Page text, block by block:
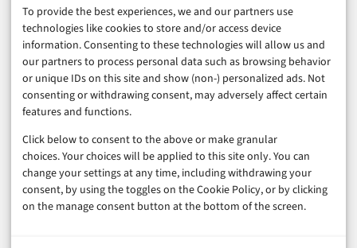
To provide the best experiences, we and our partners use
technologies like cookies to store and/or access device
information. Consenting to these technologies will allow us and
our partners to process personal data such as browsing behavior
or unique IDs on this site and show (non-) personalized ads. Not
consenting or withdrawing consent, may adversely affect certain
features and functions.
Click below to consent to the above or make granular
choices. Your choices will be applied to this site only. You can
change your settings at any time, including withdrawing your
consent, by using the toggles on the Cookie Policy, or by clicking
on the manage consent button at the bottom of the screen.
Submission – ist oft deutlich schmaler als
angenommen. Ressourcen gezielt dort einsetzen,
wo sie den größten Effekt haben.
Regulatorische Checkliste aktualisieren:Kill-
Switch-Funktionalität, Circuit-Breaker-
Konfiguration und Algorithmen-
Validierungsdokumentation nach MiFID II auf
aktuellem Stand halten. BaFin-Prüfungen
fokussieren zunehmend auf Nachweisbarkeit, nicht